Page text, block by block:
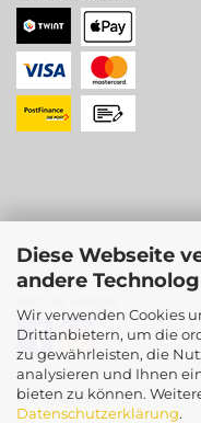
Diese Webseite
andere
Wir verwenden Cookies
Drittanbietern, um die
zu gewährleisten, die
analysieren und Ihnen
bieten zu können.
Datenschutzerklärung.
PARTNERSHOPS